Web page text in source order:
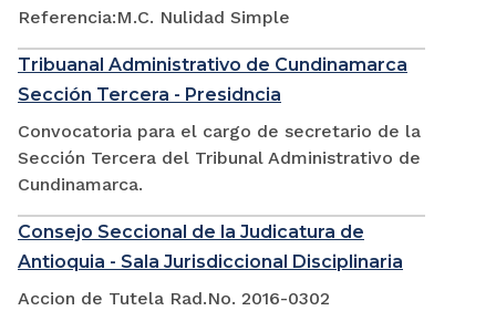
Referencia:M.C. Nulidad Simple
Tribuanal Administrativo de Cundinamarca
Sección Tercera - Presidncia
Convocatoria para el cargo de secretario de la
Sección Tercera del Tribunal Administrativo de
Cundinamarca.
Consejo Seccional de la Judicatura de
Antioquia - Sala Jurisdiccional Disciplinaria
Accion de Tutela Rad.No. 2016-0302